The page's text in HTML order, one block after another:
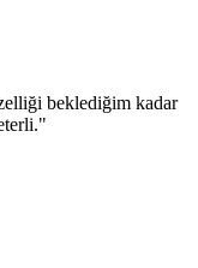
beklediğim kadar